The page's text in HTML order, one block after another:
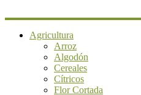
Agricultura
Arroz
Algodón
Cereales
Cítricos
Flor Cortada